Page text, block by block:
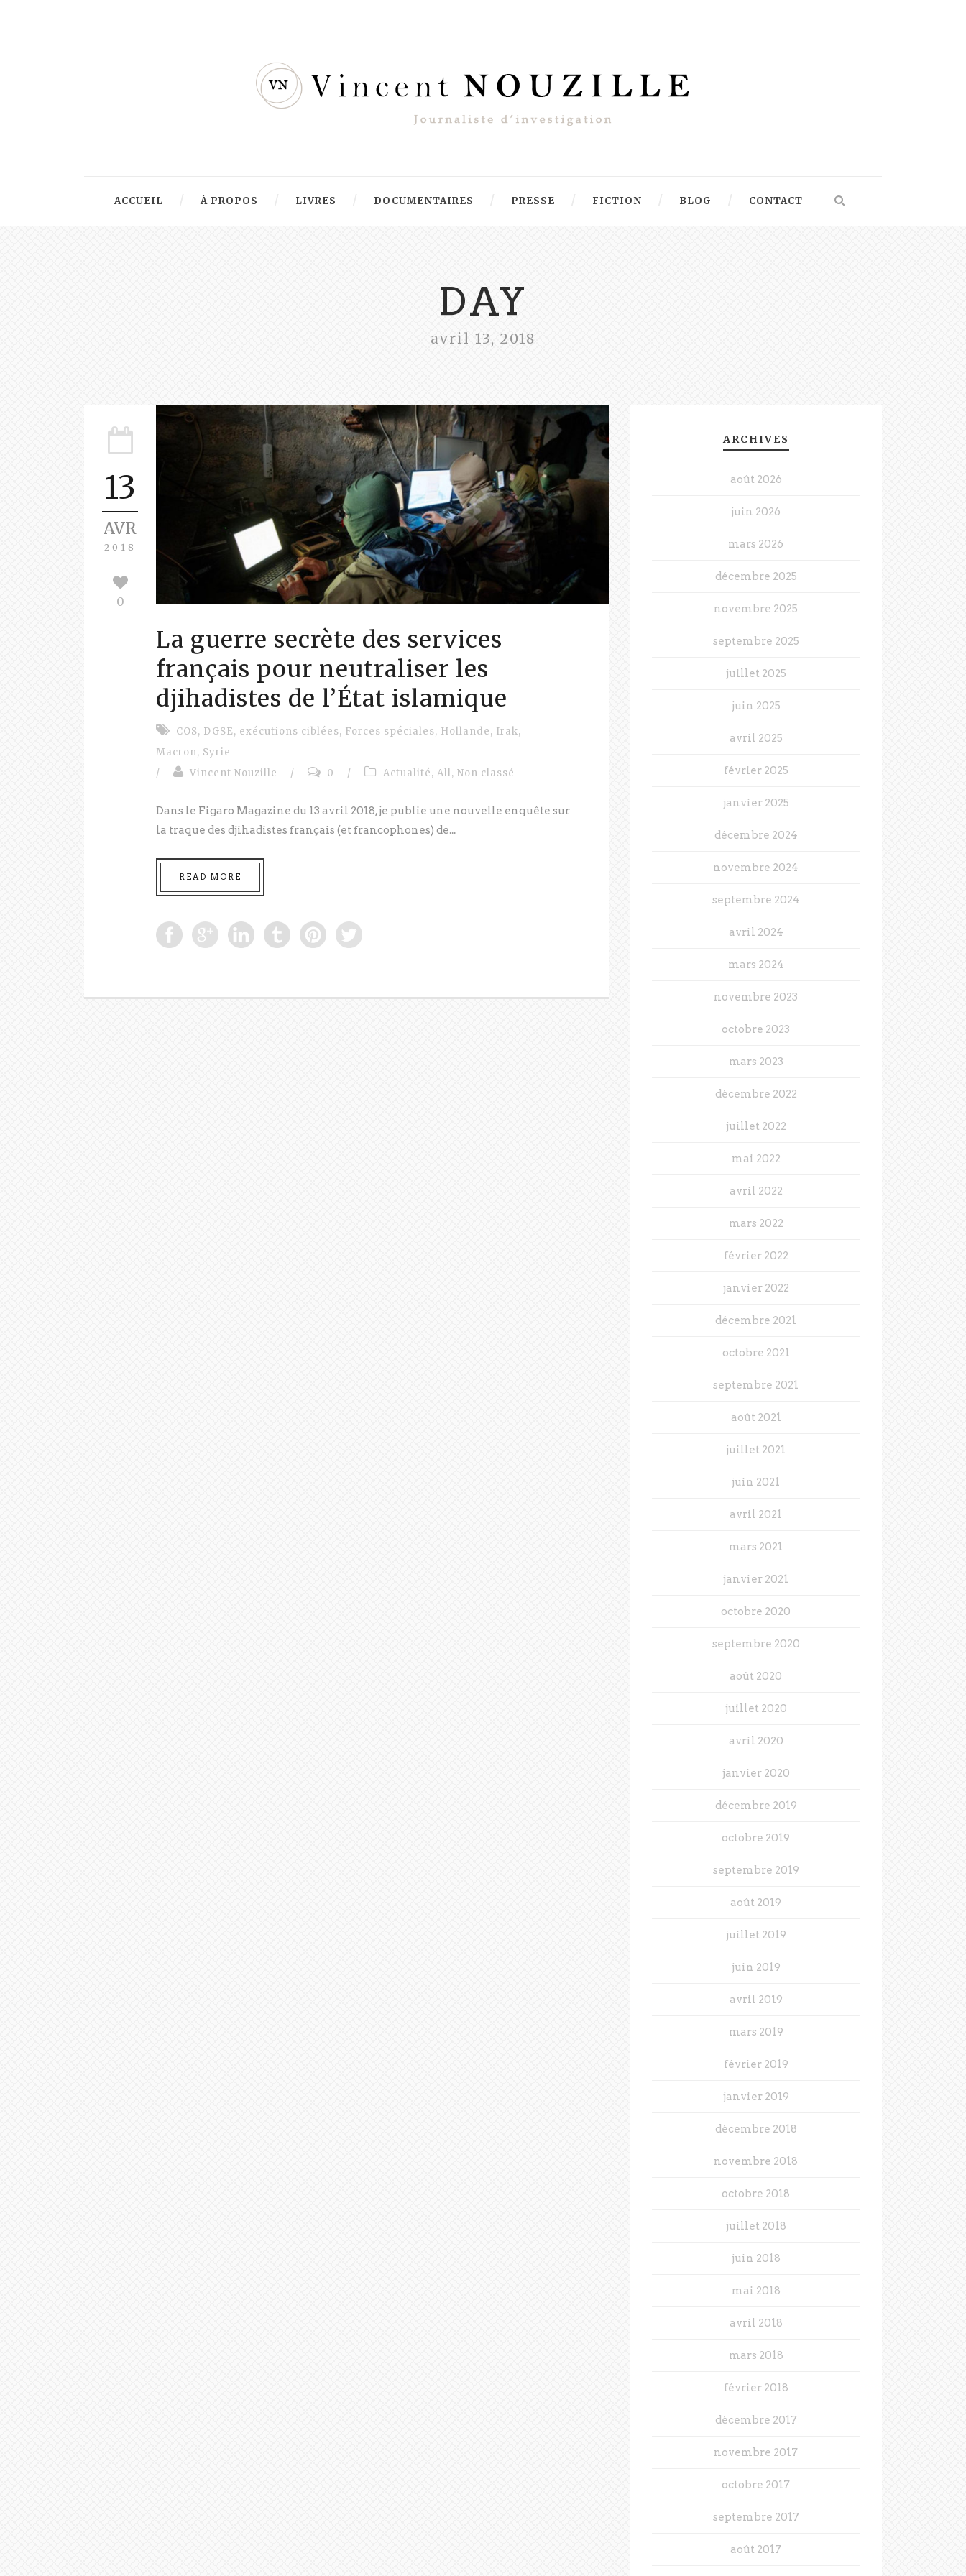
ACCUEIL À PROPOS LIVRES DOCUMENTAIRES PRESSE FICTION BLOG CONTACT
DAY
avril 13, 2018
13
AVR
2018
0
La guerre secrète des services
français pour neutraliser les
djihadistes de l’État islamique
COS, DGSE, exécutions ciblées, Forces spéciales, Hollande, Irak,
Macron, Syrie
/
Vincent Nouzille / 0 / Actualité, All, Non classé
Dans le Figaro Magazine du 13 avril 2018, je publie une nouvelle enquête sur
la traque des djihadistes français (et francophones) de...
READ MORE
ARCHIVES
août 2026
juin 2026
mars 2026
décembre 2025
novembre 2025
septembre 2025
juillet 2025
juin 2025
avril 2025
février 2025
janvier 2025
décembre 2024
novembre 2024
septembre 2024
avril 2024
mars 2024
novembre 2023
octobre 2023
mars 2023
décembre 2022
juillet 2022
mai 2022
avril 2022
mars 2022
février 2022
janvier 2022
décembre 2021
octobre 2021
septembre 2021
août 2021
juillet 2021
juin 2021
avril 2021
mars 2021
janvier 2021
octobre 2020
septembre 2020
août 2020
juillet 2020
avril 2020
janvier 2020
décembre 2019
octobre 2019
septembre 2019
août 2019
juillet 2019
juin 2019
avril 2019
mars 2019
février 2019
janvier 2019
décembre 2018
novembre 2018
octobre 2018
juillet 2018
juin 2018
mai 2018
avril 2018
mars 2018
février 2018
décembre 2017
novembre 2017
octobre 2017
septembre 2017
août 2017